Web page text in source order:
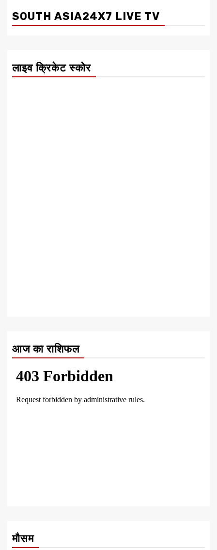
SOUTH ASIA24X7 LIVE TV
लाइव क्रिकेट स्कोर
आज का राशिफल
मौसम